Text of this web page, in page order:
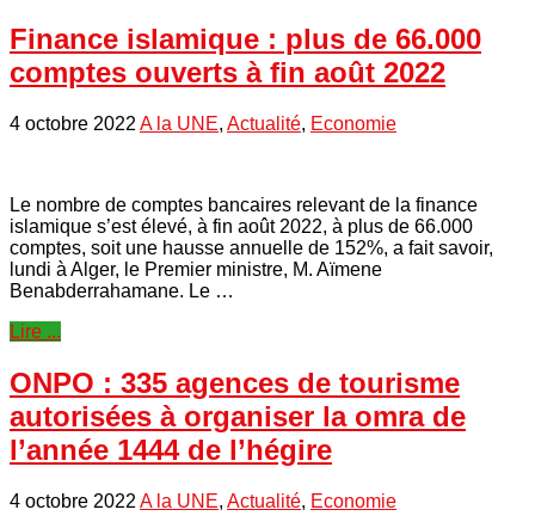
Finance islamique : plus de 66.000
comptes ouverts à fin août 2022
4 octobre 2022 A la UNE, Actualité, Economie
Le nombre de comptes bancaires relevant de la finance
islamique s’est élevé, à fin août 2022, à plus de 66.000
comptes, soit une hausse annuelle de 152%, a fait savoir,
lundi à Alger, le Premier ministre, M. Aïmene
Benabderrahamane. Le …
Lire ...
ONPO : 335 agences de tourisme
autorisées à organiser la omra de
l’année 1444 de l’hégire
4 octobre 2022 A la UNE, Actualité, Economie